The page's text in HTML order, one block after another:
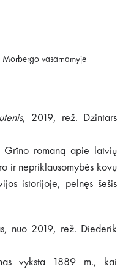
vasarnamyje
, 2019, rež. Dzintars
Grīno romaną apie latvių
ir nepriklausomybės kovų
istorijoje, pelnęs šešis
nuo 2019, rež. Diederik
vyksta 1889 m., kai